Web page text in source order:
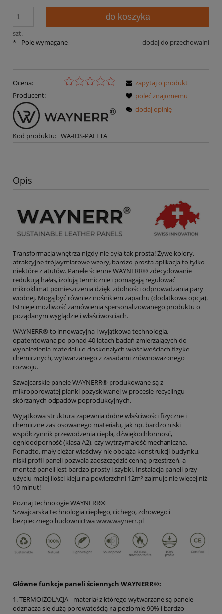
szt.
do koszyka
dodaj do przechowalni
*- Pole wymagane
Ocena:
Producent:
Kod produktu: WA-IDS-PALETA
zapytaj o produkt
poleć znajomemu
dodaj opinię
Opis
Transformacja wnętrza nigdy nie była tak prosta! Żywe kolory,
atrakcyjne trójwymiarowe wzory, bardzo prosta aplikacja to tylko
niektóre z atutów. Panele ścienne WAYNERR® zdecydowanie
redukują hałas, izolują termicznie i pomagają regulować
mikroklimat pomieszczenia dzięki zdolności odprowadzania pary
wodnej. Mogą być również nośnikiem zapachu (dodatkowa opcja).
Istnieje możliwość zamówienia spersonalizowanego produktu o
pożądanym wyglądzie i właściwościach.
WAYNERR® to innowacyjna i wyjątkowa technologia,
opatentowana po ponad 40 latach badań zmierzających do
wynalezienia materiału o doskonałych właściwościach fizyko-
chemicznych, wytwarzanego z zasadami zrównoważonego
rozwoju.
Szwajcarskie panele WAYNERR® produkowane są z
mikroporowatej pianki pozyskiwanej w procesie recyclingu
skórzanych odpadów poprodukcyjnych.
Wyjątkowa struktura zapewnia dobre właściwości fizyczne i
chemiczne zastosowanego materiału, jak np. bardzo niski
współczynnik przewodzenia ciepła, dźwiękochłonność,
ognioodporność (klasa A2), czy wytrzymałość mechaniczna.
Ponadto, mały ciężar właściwy nie obciąża konstrukcji budynku,
niski profil paneli pozwala zaoszczędzić cenną przestrzeń, a
montaż paneli jest bardzo prosty i szybki. Instalacja paneli przy
użyciu małej ilości kleju na powierzchni 12m² zajmuje nie więcej niż
10 minut!
Poznaj technologie WAYNERR®
Szwajcarska technologia ciepłego, cichego, zdrowego i
bezpiecznego budownictwa www.waynerr.pl
Główne funkcje paneli ściennych WAYNERR®:
1. TERMOIZOLACJA - materiał z którego wytwarzane są panele
odznacza się dużą porowatością na poziomie 90% i bardzo